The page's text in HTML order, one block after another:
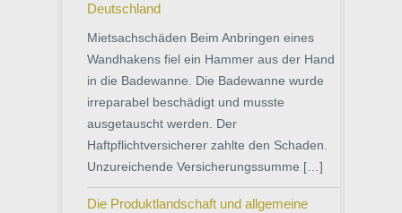
Deutschland
Mietsachschäden Beim Anbringen eines
Wandhakens fiel ein Hammer aus der Hand
in die Badewanne. Die Badewanne wurde
irreparabel beschädigt und musste
ausgetauscht werden. Der
Haftpflichtversicherer zahlte den Schaden.
Unzureichende Versicherungssumme […]
Die Produktlandschaft und allgemeine